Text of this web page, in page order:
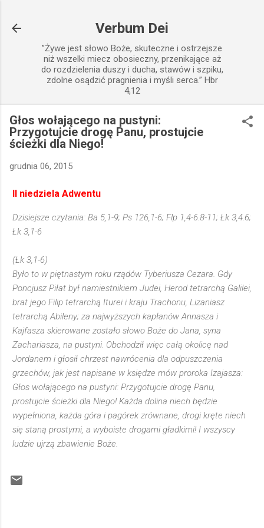
Verbum Dei
”Żywe jest słowo Boże, skuteczne i ostrzejsze
niż wszelki miecz obosieczny, przenikające aż
do rozdzielenia duszy i ducha, stawów i szpiku,
zdolne osądzić pragnienia i myśli serca.” Hbr
4,12
Głos wołającego na pustyni:
Przygotujcie drogę Panu, prostujcie
ścieżki dla Niego!
grudnia 06, 2015
II niedziela Adwentu
Dzisiejsze czytania: Ba 5,1-9; Ps 126,1-6; Flp 1,4-6.8-11; Łk 3,4.6;
Łk 3,1-6
(Łk 3,1-6)
Było to w piętnastym roku rządów Tyberiusza Cezara. Gdy
Poncjusz Piłat był namiestnikiem Judei, Herod tetrarchą Galilei,
brat jego Filip tetrarchą Iturei i kraju Trachonu, Lizaniasz
tetrarchą Abileny; za najwyższych kapłanów Annasza i
Kajfasza skierowane zostało słowo Boże do Jana, syna
Zachariasza, na pustyni. Obchodził więc całą okolicę nad
Jordanem i głosił chrzest nawrócenia dla odpuszczenia
grzechów, jak jest napisane w księdze mów proroka Izajasza:
Głos wołającego na pustyni: Przygotujcie drogę Panu,
prostujcie ścieżki dla Niego! Każda dolina niech będzie
wypełniona, każda góra i pagórek zrównane, drogi kręte niech
się staną prostymi, a wyboiste drogami gładkimi! I wszyscy
ludzie ujrzą zbawienie Boże.